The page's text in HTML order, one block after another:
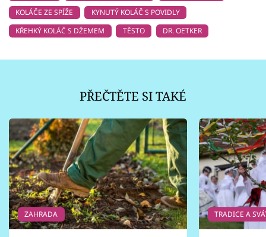
KOLÁČE ZE SPÍŽE
KYNUTÝ KOLÁČ S POVIDLY
KŘEHKÝ KOLÁČ S DŽEMEM
TĚSTO DR. OETKER
PŘEČTĚTE SI TAKÉ
ZAHRADA TRADICE A